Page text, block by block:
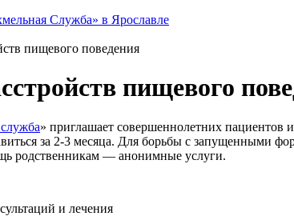
Служба» в Ярославле
пищевого поведения
пищевого
» приглашает совершеннолетних пациентов
за 2-3 месяца. Для борьбы с запущенными
родственникам — анонимные услуги.
и лечения